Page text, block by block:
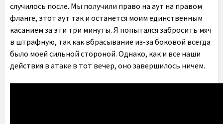
случилось после. Мы получили право на аут на правом
фланге, этот аут так и останется моим единственным
касанием за эти три минуты. Я попытался забросить мяч
в штрафную, так как вбрасывание из-за боковой всегда
было моей сильной стороной. Однако, как и все наши
действия в атаке в тот вечер, оно завершилось ничем.